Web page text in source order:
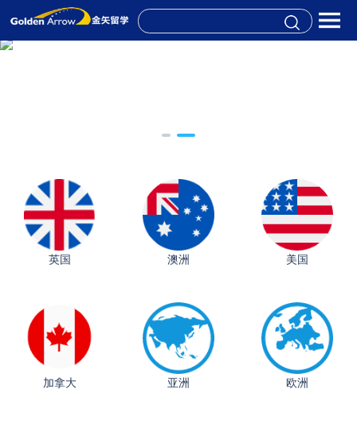
英国 澳洲 美国
加拿大 亚洲 欧洲
从上海财大2+2到谢菲尔德：低均分逆袭QS百强金
​恭喜Z同学荣获剑桥大学录取